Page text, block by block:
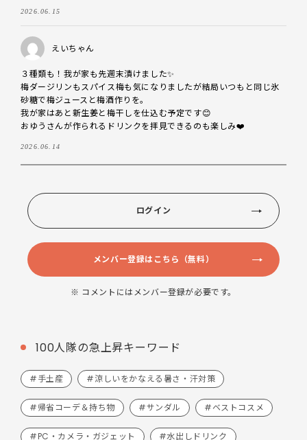
2026.06.15
えいちゃん
３種類も！我が家も先週末漬けました✨
梅ダージリンもスパイス梅も気になりましたが結局いつもと同じ氷
砂糖で梅ジュースと梅酒作りを。
我が家はあと新生姜と梅干しを仕込む予定です😊
おゆうさんが作られるドリンクを拝見できるのも楽しみ❤️
2026.06.14
ログイン
メンバー登録はこちら（無料）
※ コメントにはメンバー登録が必要です。
100人隊の急上昇キーワード
#手土産 #涼しいをかなえる暑さ・汗対策
#帰省コーデ＆持ち物 #サンダル #ベストコスメ
#PC・カメラ・ガジェット #水出しドリンク